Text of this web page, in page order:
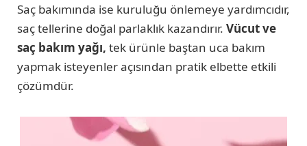
Saç bakımında ise kuruluğu önlemeye yardımcıdır,
saç tellerine doğal parlaklık kazandırır. Vücut ve
saç bakım yağı, tek ürünle baştan uca bakım
yapmak isteyenler açısından pratik elbette etkili
çözümdür.